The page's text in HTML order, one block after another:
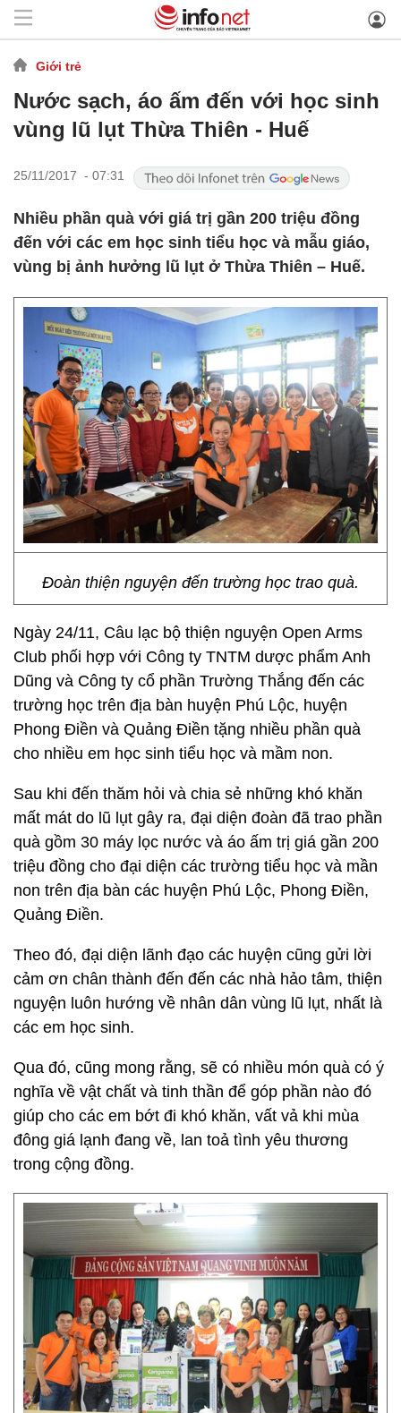
Giới trẻ
Nước sạch, áo ấm đến với học sinh
vùng lũ lụt Thừa Thiên - Huế
25/11/2017 - 07:31
Nhiều phần quà với giá trị gần 200 triệu đồng
đến với các em học sinh tiểu học và mẫu giáo,
vùng bị ảnh hưởng lũ lụt ở Thừa Thiên – Huế.
Đoàn thiện nguyện đến trường học trao quà.
Ngày 24/11, Câu lạc bộ thiện nguyện Open Arms
Club phối hợp với Công ty TNTM dược phẩm Anh
Dũng và Công ty cổ phần Trường Thắng đến các
trường học trên địa bàn huyện Phú Lộc, huyện
Phong Điền và Quảng Điền tặng nhiều phần quà
cho nhiều em học sinh tiểu học và mầm non.
Sau khi đến thăm hỏi và chia sẻ những khó khăn
mất mát do lũ lụt gây ra, đại diện đoàn đã trao phần
quà gồm 30 máy lọc nước và áo ấm trị giá gần 200
triệu đồng cho đại diện các trường tiểu học và mần
non trên địa bàn các huyện Phú Lộc, Phong Điền,
Quảng Điền.
Theo đó, đại diện lãnh đạo các huyện cũng gửi lời
cảm ơn chân thành đến đến các nhà hảo tâm, thiện
nguyện luôn hướng về nhân dân vùng lũ lụt, nhất là
các em học sinh.
Qua đó, cũng mong rằng, sẽ có nhiều món quà có ý
nghĩa về vật chất và tinh thần để góp phần nào đó
giúp cho các em bớt đi khó khăn, vất vả khi mùa
đông giá lạnh đang về, lan toả tình yêu thương
trong cộng đồng.